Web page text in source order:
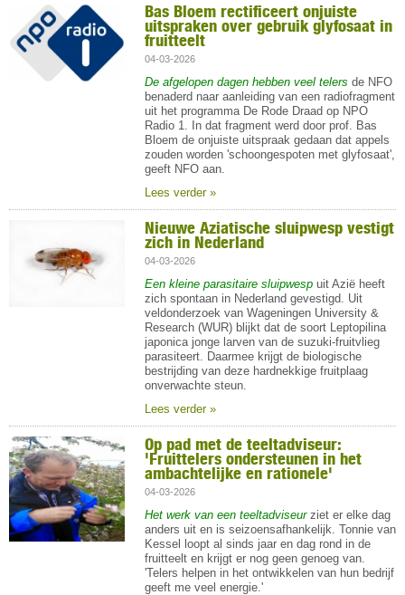
Bas Bloem rectificeert onjuiste
uitspraken over gebruik glyfosaat in
fruitteelt
04-03-2026
De afgelopen dagen hebben veel telers de NFO
benaderd naar aanleiding van een radiofragment
uit het programma De Rode Draad op NPO
Radio 1. In dat fragment werd door prof. Bas
Bloem de onjuiste uitspraak gedaan dat appels
zouden worden 'schoongespoten met glyfosaat',
geeft NFO aan.
Lees verder »
Nieuwe Aziatische sluipwesp vestigt
zich in Nederland
04-03-2026
Een kleine parasitaire sluipwespuit Azië heeft
zich spontaan in Nederland gevestigd. Uit
veldonderzoek van Wageningen University &
Research (WUR) blijkt dat de soort Leptopilina
japonica jonge larven van de suzuki-fruitvlieg
parasiteert. Daarmee krijgt de biologische
bestrijding van deze hardnekkige fruitplaag
onverwachte steun.
Lees verder »
Op pad met de teeltadviseur:
'Fruittelers ondersteunen in het
ambachtelijke en rationele'
04-03-2026
Het werk van een teeltadviseurziet er elke dag
anders uit en is seizoensafhankelijk. Tonnie van
Kessel loopt al sinds jaar en dag rond in de
fruitteelt en krijgt er nog geen genoeg van.
'Telers helpen in het ontwikkelen van hun bedrijf
geeft me veel energie.'